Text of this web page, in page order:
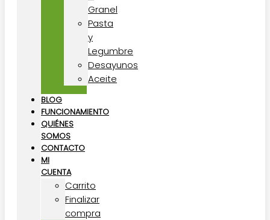
Granel
Pasta
y
Legumbre
Desayunos
Aceite
BLOG
FUNCIONAMIENTO
QUIÉNES
SOMOS
CONTACTO
MI
CUENTA
Carrito
Finalizar
compra